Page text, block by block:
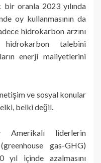
bir oranla 2023 yılında
oy kullanmasının da
hidrokarbon arzını
hidrokarbon talebini
enerji maliyetlerini
ve sosyal konular
belki değil.
Amerikalı liderlerin
gas-GHG)
yıl içinde azalmasını